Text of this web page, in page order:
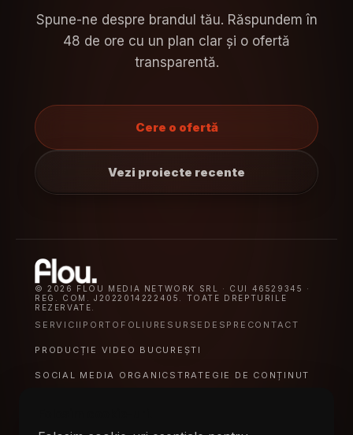
Spune-ne despre brandul tău. Răspundem în
48 de ore cu un plan clar și o ofertă
transparentă.
Cere o ofertă
Vezi proiecte recente
© 2026 FLOU MEDIA NETWORK SRL · CUI 46529345 ·
REG. COM. J2022014222405. TOATE DREPTURILE
REZERVATE.
SERVICII PORTOFOLIU RESURSE DESPRE CONTACT
PRODUCȚIE VIDEO BUCUREȘTI
SOCIAL MEDIA ORGANIC STRATEGIE DE CONȚINUT